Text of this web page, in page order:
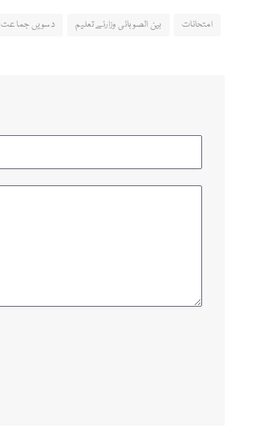
امتحانات بین الصوبائی وزارئے تعلیم دسویں جماعت